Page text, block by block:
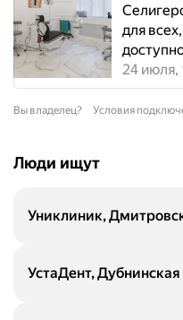
для
24 июля,
Вы владелец? Условия
Люди ищут
Униклиник,
УстаДент, Дубнинская